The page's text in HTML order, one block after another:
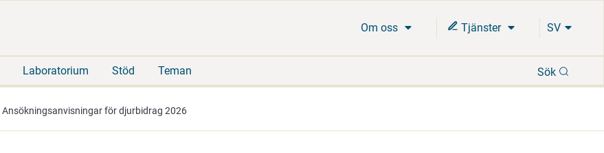
Om oss Tjänster SV
Laboratorium Stöd Teman Sök
Ansökningsanvisningar för djurbidrag 2026